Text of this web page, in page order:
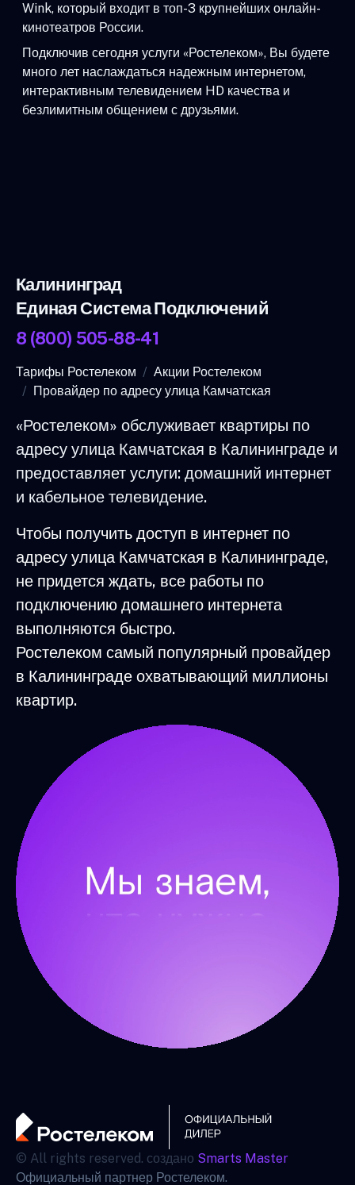
Wink, который входит в топ-3 крупнейших онлайн-
кинотеатров России.
Подключив сегодня услуги «Ростелеком», Вы будете
много лет наслаждаться надежным интернетом,
интерактивным телевидением HD качества и
безлимитным общением с друзьями.
Калининград
Единая Система Подключений
8 (800) 505-88-41
Тарифы Ростелеком
Акции Ростелеком
Провайдер по адресу улица Камчатская
«Ростелеком» обслуживает квартиры по
адресу улица Камчатская в Калининграде и
предоставляет услуги: домашний интернет
и кабельное телевидение.
Чтобы получить доступ в интернет по
адресу улица Камчатская в Калининграде,
не придется ждать, все работы по
подключению домашнего интернета
выполняются быстро.
Ростелеком самый популярный провайдер
в Калининграде охватывающий миллионы
квартир.
© All rights reserved. создано Smarts Master
Официальный партнер Ростелеком.